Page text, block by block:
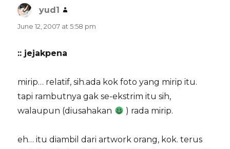
yud1
June 12, 2007 at 5:58 pm
:: jejakpena
mirip… relatif, sih.ada kok foto yang mirip itu.
tapi rambutnya gak se-ekstrim itu sih,
walaupun (diusahakan
) rada mirip.
eh… itu diambil dari artwork orang, kok. terus